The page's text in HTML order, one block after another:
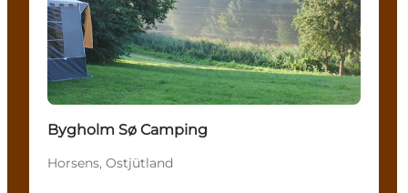
Bygholm Sø Camping
Horsens, Ostjütland